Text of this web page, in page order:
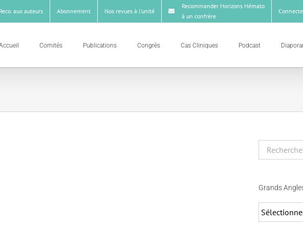
aux auteurs Abonnement Nos revues à l’unité
Recommander Horizons Hémato
à un confrère
Comités Publications Congrès Cas Cliniques Podcast
Grands
Angles